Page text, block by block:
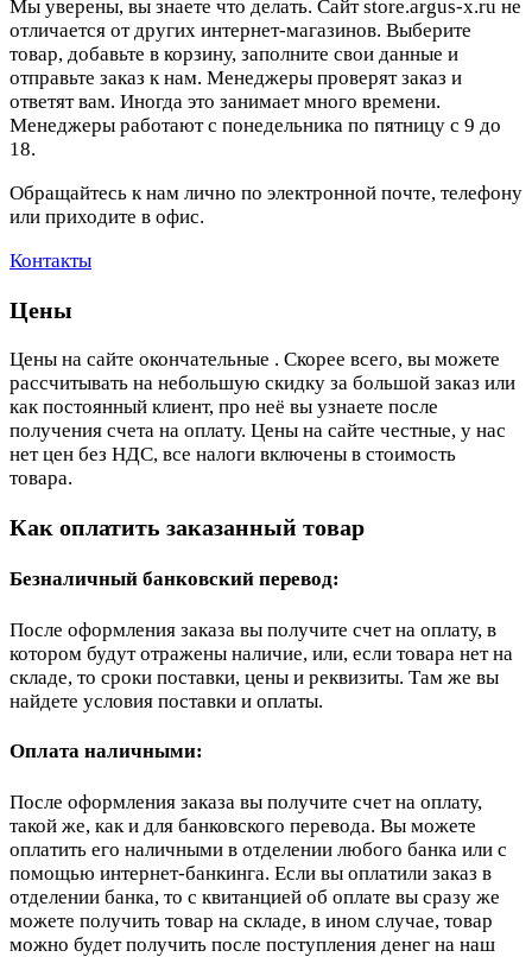
Мы уверены, вы знаете что делать. Сайт store.argus-x.ru не
отличается от других интернет-магазинов. Выберите
товар, добавьте в корзину, заполните свои данные и
отправьте заказ к нам. Менеджеры проверят заказ и
ответят вам. Иногда это занимает много времени.
Менеджеры работают с понедельника по пятницу с 9 до
18.
Обращайтесь к нам лично по электронной почте, телефону
или приходите в офис.
Контакты
Цены
Цены на сайте окончательные . Скорее всего, вы можете
рассчитывать на небольшую скидку за большой заказ или
как постоянный клиент, про неё вы узнаете после
получения счета на оплату. Цены на сайте честные, у нас
нет цен без НДС, все налоги включены в стоимость
товара.
Как оплатить заказанный товар
Безналичный банковский перевод:
После оформления заказа вы получите счет на оплату, в
котором будут отражены наличие, или, если товара нет на
складе, то сроки поставки, цены и реквизиты. Там же вы
найдете условия поставки и оплаты.
Оплата наличными:
После оформления заказа вы получите счет на оплату,
такой же, как и для банковского перевода. Вы можете
оплатить его наличными в отделении любого банка или с
помощью интернет-банкинга. Если вы оплатили заказ в
отделении банка, то с квитанцией об оплате вы сразу же
можете получить товар на складе, в ином случае, товар
можно будет получить после поступления денег на наш